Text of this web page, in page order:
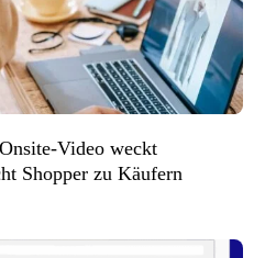
Video weckt
Shopper zu Käufern